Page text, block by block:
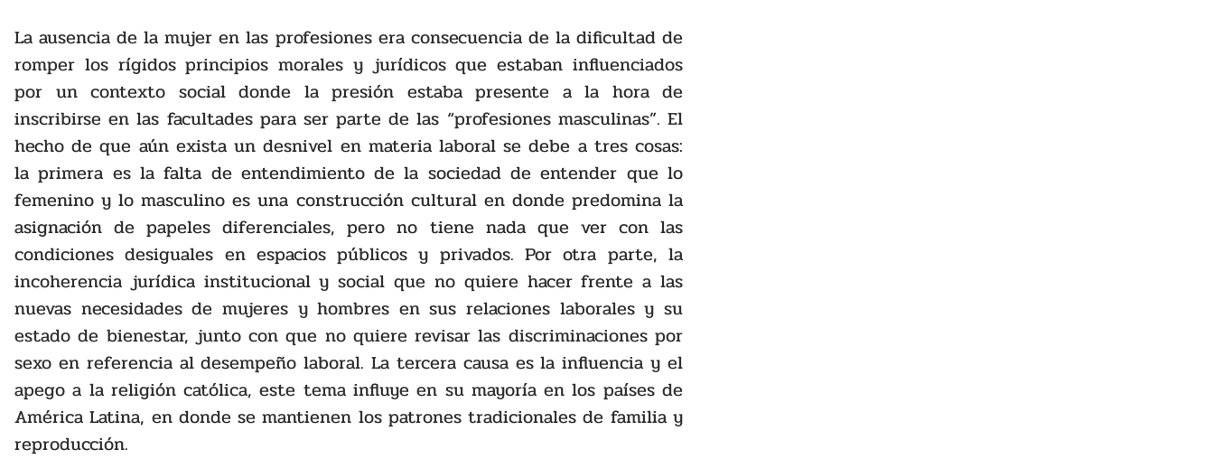
La ausencia de la mujer en las profesiones era consecuencia de la dificultad de
romper los rígidos principios morales y jurídicos que estaban influenciados
por un contexto social donde la presión estaba presente a la hora de
inscribirse en las facultades para ser parte de las “profesiones masculinas”. El
hecho de que aún exista un desnivel en materia laboral se debe a tres cosas:
la primera es la falta de entendimiento de la sociedad de entender que lo
femenino y lo masculino es una construcción cultural en donde predomina la
asignación de papeles diferenciales, pero no tiene nada que ver con las
condiciones desiguales en espacios públicos y privados. Por otra parte, la
incoherencia jurídica institucional y social que no quiere hacer frente a las
nuevas necesidades de mujeres y hombres en sus relaciones laborales y su
estado de bienestar, junto con que no quiere revisar las discriminaciones por
sexo en referencia al desempeño laboral. La tercera causa es la influencia y el
apego a la religión católica, este tema influye en su mayoría en los países de
América Latina, en donde se mantienen los patrones tradicionales de familia y
reproducción.